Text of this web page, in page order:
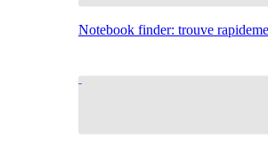
Notebook finder: trouve